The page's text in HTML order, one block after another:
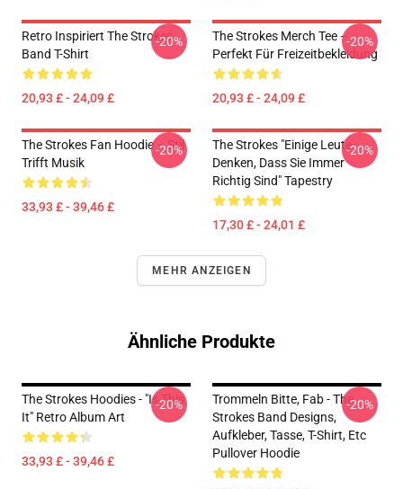
Retro Inspiriert The Strokes
Band T-Shirt
20,93 £ - 24,09 £
-20%
The Strokes Merch Tee –
Perfekt Für Freizeitbekleidung
20,93 £ - 24,09 £
-20%
The Strokes Fan Hoodie – Stil
Trifft Musik
33,93 £ - 39,46 £
-20%
The Strokes "Einige Leute
Denken, Dass Sie Immer
Richtig Sind" Tapestry
17,30 £ - 24,01 £
-20%
MEHR ANZEIGEN
Ähnliche Produkte
The Strokes Hoodies - "Is This
It" Retro Album Art
33,93 £ - 39,46 £
-20%
Trommeln Bitte, Fab - The
Strokes Band Designs,
Aufkleber, Tasse, T-Shirt, Etc
Pullover Hoodie
-20%